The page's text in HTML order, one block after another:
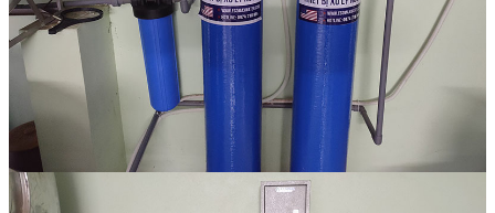
Máy lọc nước ion kiềm gia đình
Máy lọc nước công nghiệp
Xử lý nước công nghiệp
Vật liệu lọc nước
Linh kiện
Heat pump
Máy Ozone
Công Trình
Blog